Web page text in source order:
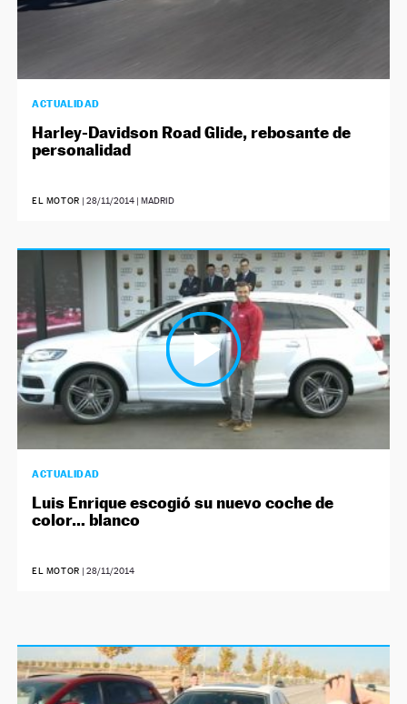
ACTUALIDAD
Harley-Davidson Road Glide, rebosante de
personalidad
EL MOTOR 28/11/2014| MADRID
ACTUALIDAD
Luis Enrique escogió su nuevo coche de
color… blanco
EL MOTOR | 28/11/2014